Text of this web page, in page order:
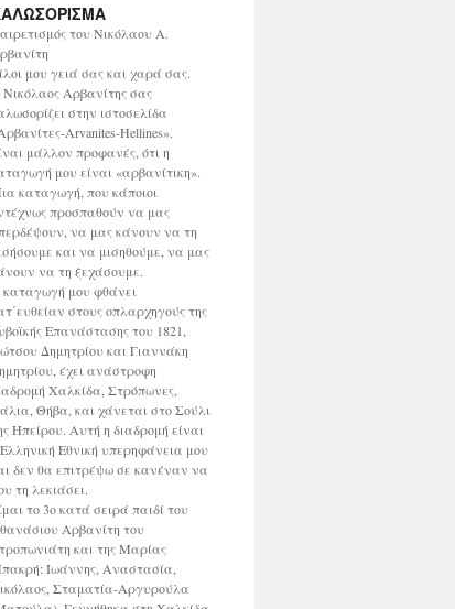
του Νικόλαου Α.
μου γειά σας και χαρά σας.
Αρβανίτης σας
στην ιστοσελίδα
Arvanites-Hellines».
μάλλον προφανές, ότι η
μου είναι «αρβανίτικη».
καταγωγή, που κάποιοι
προσπαθούν να μας
να μας κάνουν να τη
και να μισηθούμε, να μας
να τη ξεχάσουμε.
μου φθάνει
στους οπλαρχηγούς της
Επανάστασης του 1821,
Δημητρίου και Γιαννάκη
έχει ανάστροφη
Χαλκίδα, Στρόπωνες,
Θήβα, και χάνεται στο Σούλι
Ηπείρου. Αυτή η διαδρομή είναι
Εθνική υπερηφάνεια μου
δεν θα επιτρέψω σε κανέναν να
τη λεκιάσει.
το 3ο κατά σειρά παιδί του
Αρβανίτη του
και της Μαρίας
Ιωάννης, Αναστασία,
Σταματία-Αργυρούλα